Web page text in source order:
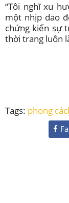
“Tôi nghĩ xu
một nhịp dao
chứng kiến sự
thời trang luôn
Tags: phong